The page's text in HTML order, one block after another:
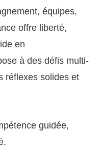
équipes,
offre liberté,
en
à des défis multi-
réflexes solides et
guidée,